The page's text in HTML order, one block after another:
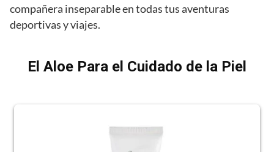
compañera inseparable en todas tus aventuras
deportivas y viajes.
El Aloe Para el Cuidado de la Piel